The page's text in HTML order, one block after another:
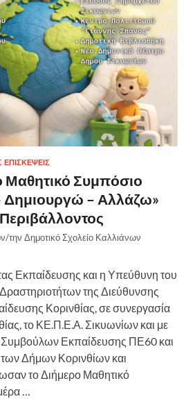
ΕΠΙΣΚΈΨΕΙΣ
Μαθητικό Συμπόσιο
Δημιουργώ – Αλλάζω»
την Δημοτικό Σχολείο Καλλιάνων
Εκπαίδευσης και η Υπεύθυνη του
της Διεύθυνσης
Κορινθίας, σε συνεργασία
το ΚΕ.Π.Ε.Α. Σικυωνίων και με
Συμβούλων Εκπαίδευσης ΠΕ60 και
Δήμων Κορινθίων και
το Διήμερο Μαθητικό
…